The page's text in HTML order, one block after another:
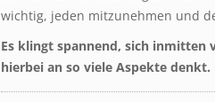
wichtig, jeden mitzunehmen und
Es klingt spannend, sich inmitten
hierbei an so viele Aspekte denkt.